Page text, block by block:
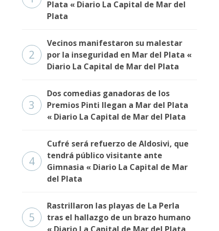
Plata « Diario La Capital de Mar del
Plata
2
Vecinos manifestaron su malestar
por la inseguridad en Mar del Plata «
Diario La Capital de Mar del Plata
3
Dos comedias ganadoras de los
Premios Pinti llegan a Mar del Plata
« Diario La Capital de Mar del Plata
4
Cufré será refuerzo de Aldosivi, que
tendrá público visitante ante
Gimnasia « Diario La Capital de Mar
del Plata
5
Rastrillaron las playas de La Perla
tras el hallazgo de un brazo humano